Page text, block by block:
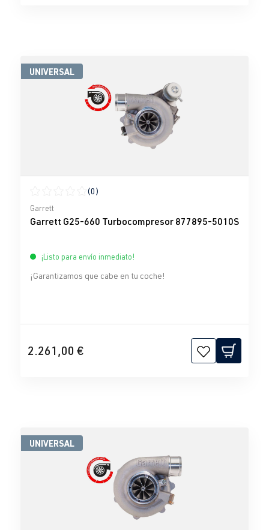
UNIVERSAL
Calificación promedio de 0 de 5 estrellas
(0)
Garrett
Garrett G25-660 Turbocompresor 877895-5010S
¡Listo para envío inmediato!
¡Garantizamos que cabe en tu coche!
2.261,00 €
UNIVERSAL